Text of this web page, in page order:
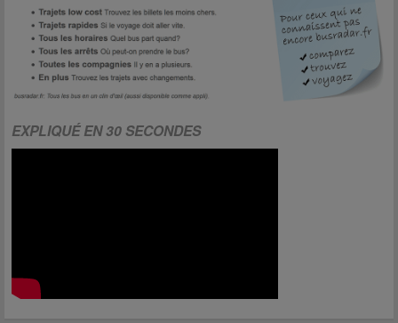
EXPLIQUÉ EN 30 SECONDES